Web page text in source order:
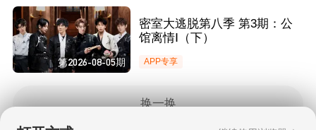
第2026-08-05期
密室大逃脱第八季 第3期：公
馆离情Ⅰ（下）
APP专享
换一换